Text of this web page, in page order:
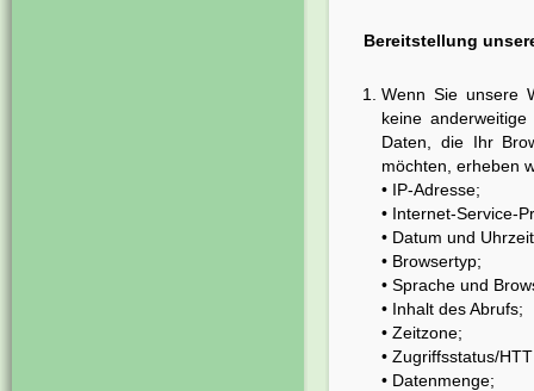
Bereitstellung
Wenn Sie unsere
keine
Daten, die Ihr
möchten, erheben
• IP-Adresse;
• Internet-Service-
• Datum und
• Browsertyp;
• Sprache und
• Inhalt des Abrufs;
• Zeitzone;
• Zugriffsstatus/
• Datenmenge;